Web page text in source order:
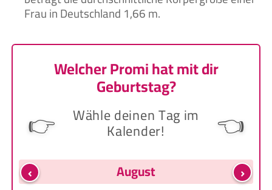
Frau in Deutschland 1,66 m.
Welcher Promi hat mit dir
Geburtstag?
👉 Wähle deinen Tag im
Kalender! 👈
‹ ›
August